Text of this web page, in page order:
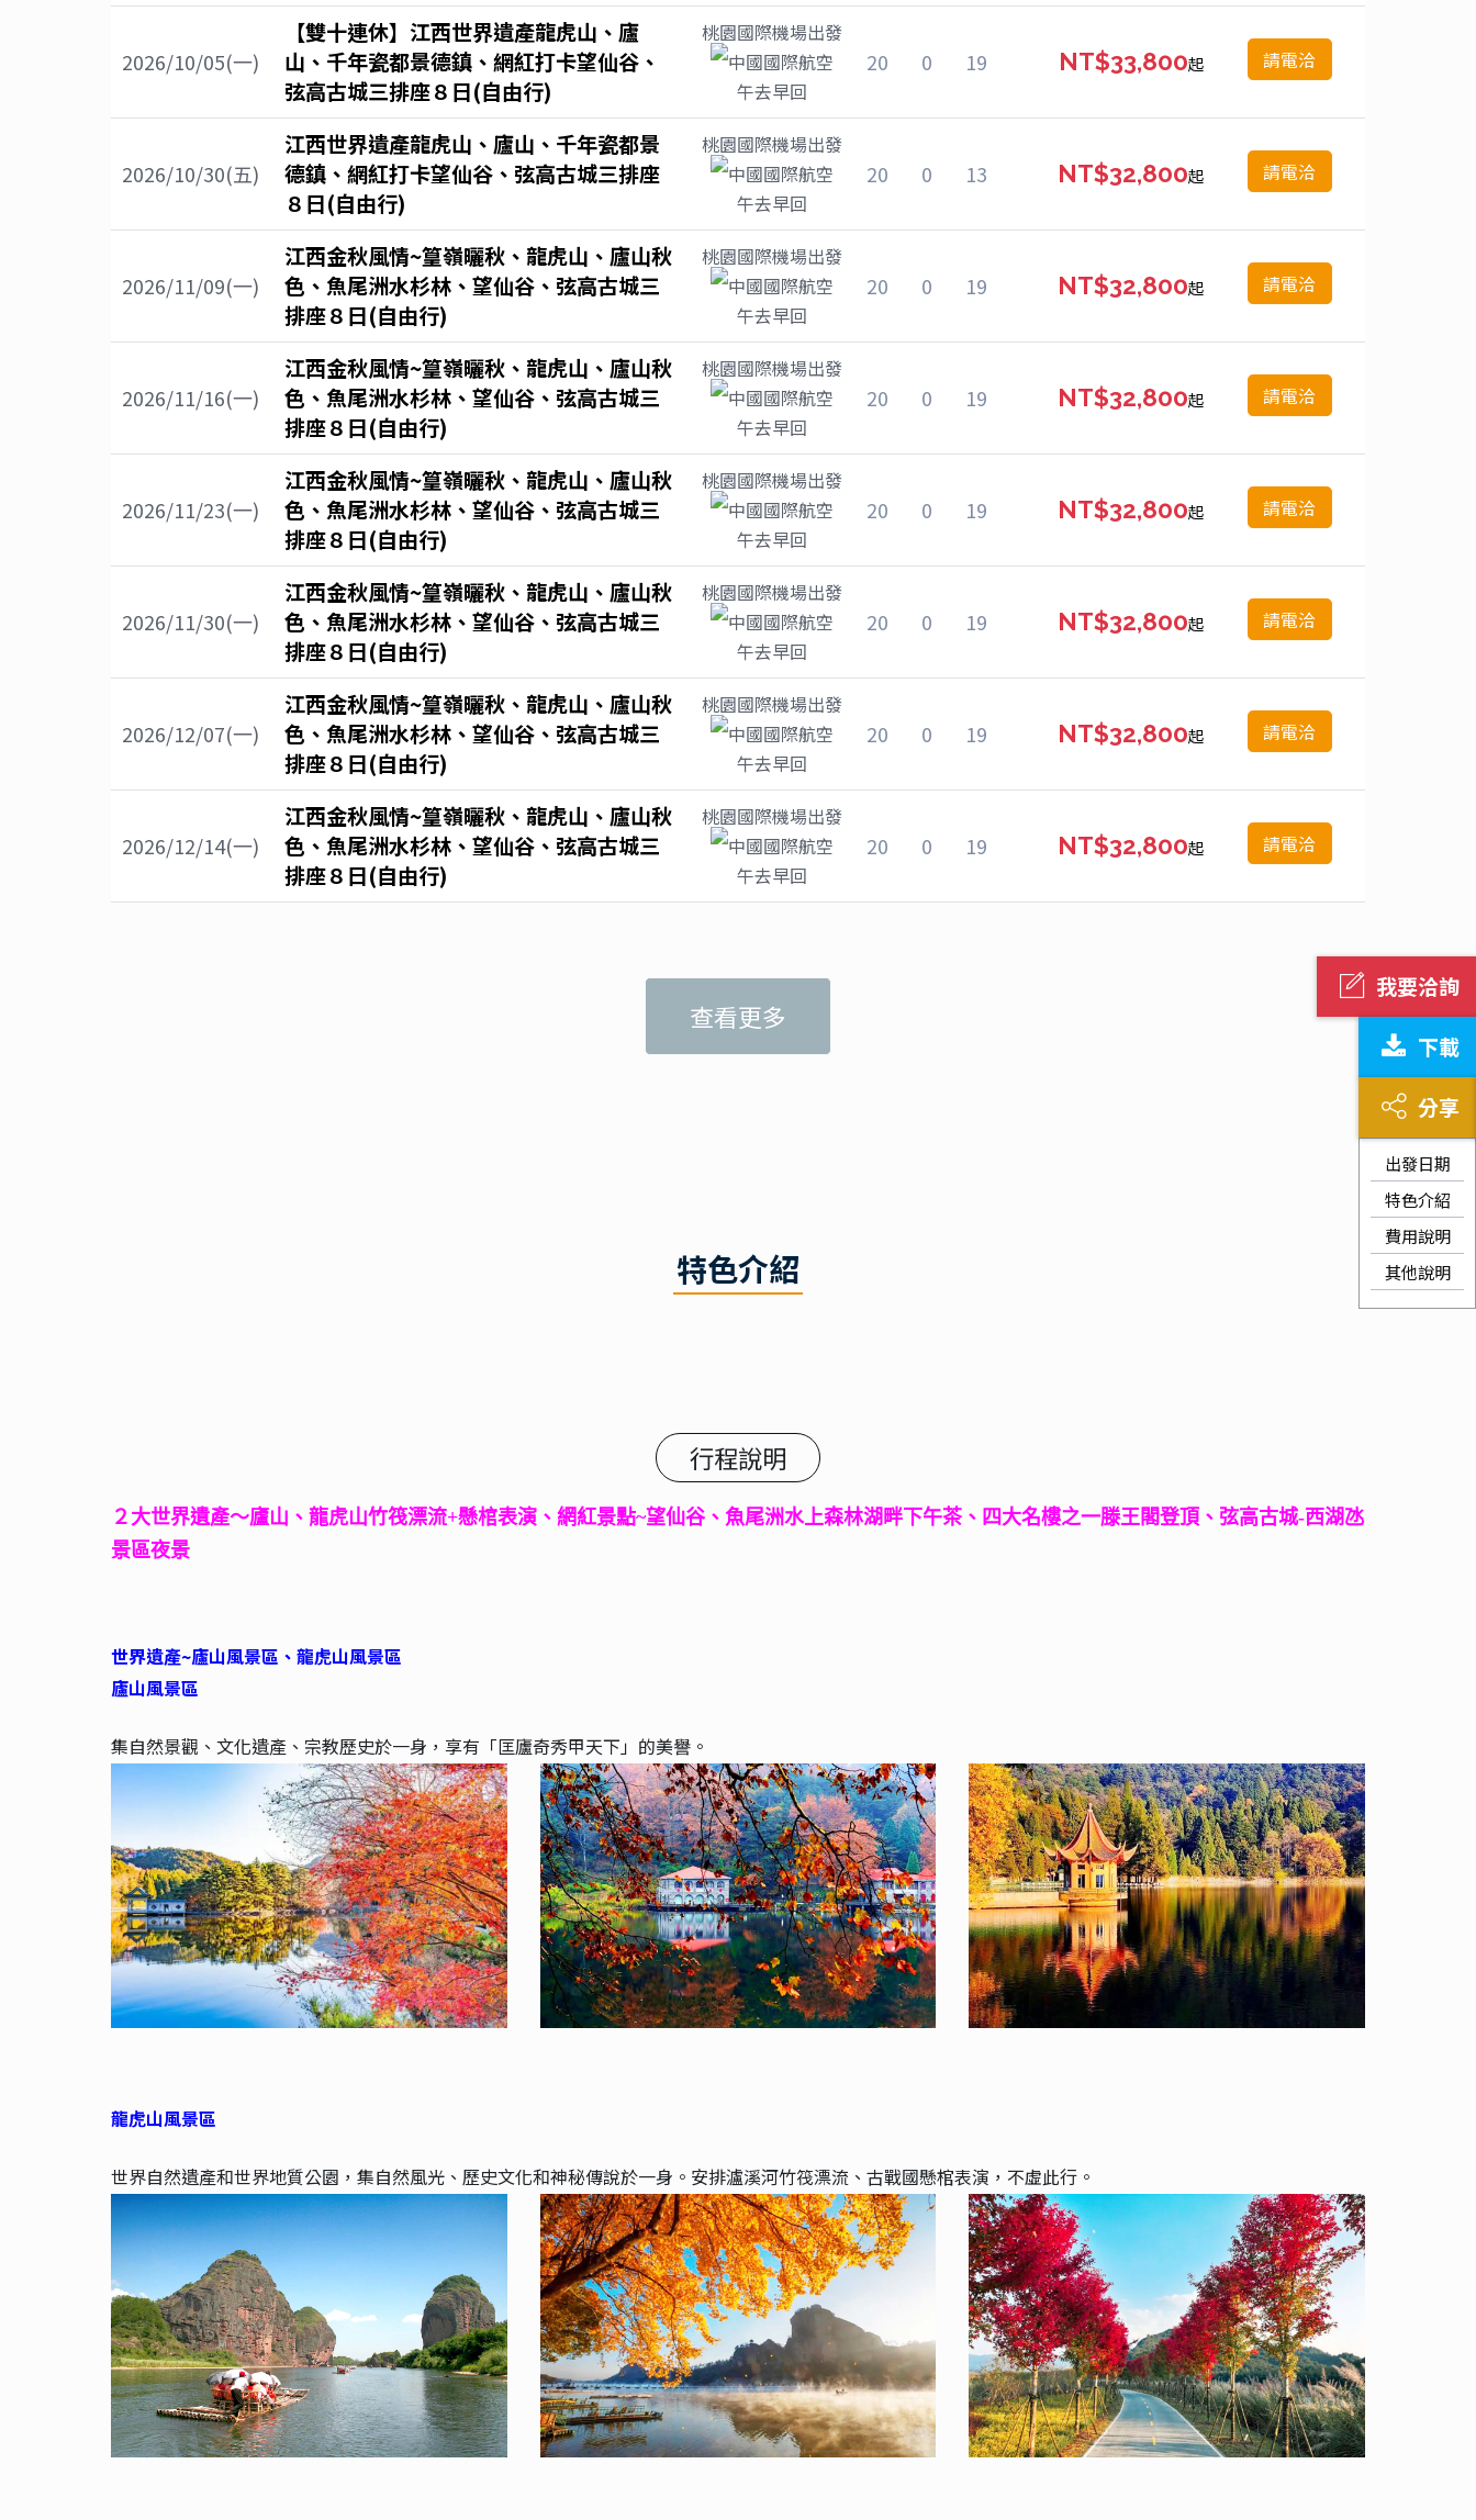
我要洽詢
下載
分享
出發日期
特色介紹
費用說明
其他說明
2026/10/05(一)
【雙十連休】江西世界遺產龍虎山、廬
山、千年瓷都景德鎮、網紅打卡望仙谷、
弦高古城三排座８日(自由行)
桃園國際機場出發
中國國際航空
午去早回
20 0 19 NT$33,800起 請電洽
2026/10/30(五)
江西世界遺產龍虎山、廬山、千年瓷都景
德鎮、網紅打卡望仙谷、弦高古城三排座
８日(自由行)
桃園國際機場出發
中國國際航空
午去早回
20 0 13 NT$32,800起 請電洽
2026/11/09(一)
江西金秋風情~篁嶺曬秋、龍虎山、廬山秋
色、魚尾洲水杉林、望仙谷、弦高古城三
排座８日(自由行)
桃園國際機場出發
中國國際航空
午去早回
20 0 19 NT$32,800起 請電洽
2026/11/16(一)
江西金秋風情~篁嶺曬秋、龍虎山、廬山秋
色、魚尾洲水杉林、望仙谷、弦高古城三
排座８日(自由行)
桃園國際機場出發
中國國際航空
午去早回
20 0 19 NT$32,800起 請電洽
2026/11/23(一)
江西金秋風情~篁嶺曬秋、龍虎山、廬山秋
色、魚尾洲水杉林、望仙谷、弦高古城三
排座８日(自由行)
桃園國際機場出發
中國國際航空
午去早回
20 0 19 NT$32,800起 請電洽
2026/11/30(一)
江西金秋風情~篁嶺曬秋、龍虎山、廬山秋
色、魚尾洲水杉林、望仙谷、弦高古城三
排座８日(自由行)
桃園國際機場出發
中國國際航空
午去早回
20 0 19 NT$32,800起 請電洽
2026/12/07(一)
江西金秋風情~篁嶺曬秋、龍虎山、廬山秋
色、魚尾洲水杉林、望仙谷、弦高古城三
排座８日(自由行)
桃園國際機場出發
中國國際航空
午去早回
20 0 19 NT$32,800起 請電洽
2026/12/14(一)
江西金秋風情~篁嶺曬秋、龍虎山、廬山秋
色、魚尾洲水杉林、望仙谷、弦高古城三
排座８日(自由行)
桃園國際機場出發
中國國際航空
午去早回
20 0 19 NT$32,800起 請電洽
查看更多
特色介紹
行程說明
２大世界遺產～廬山、龍虎山竹筏漂流+懸棺表演、網紅景點~望仙谷、魚尾洲水上森林湖畔下午茶、四大名樓之一滕王閣登頂、弦高古城-西湖氹
景區夜景
世界遺產~廬山風景區、龍虎山風景區
廬山風景區
集自然景觀、文化遺產、宗教歷史於一身，享有「匡廬奇秀甲天下」的美譽。
龍虎山風景區
世界自然遺產和世界地質公園，集自然風光、歷史文化和神秘傳說於一身。安排瀘溪河竹筏漂流、古戰國懸棺表演，不虛此行。